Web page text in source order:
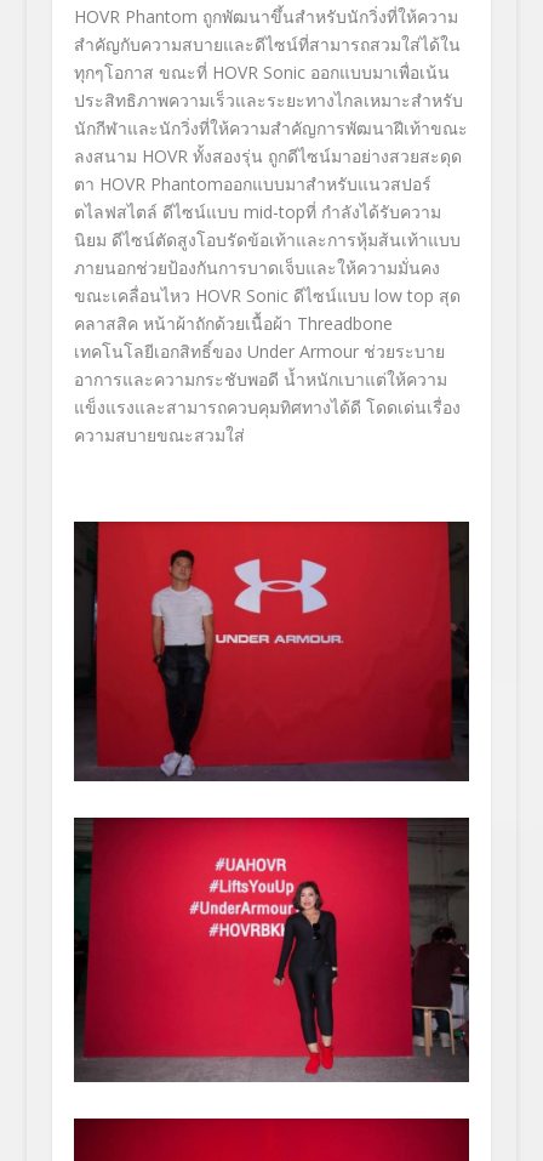
HOVR Phantom ถูกพัฒนาขึ้นสำหรับนักวิ่งที่ให้ความ
สำคัญกับความสบายและดีไซน์ที่สามารถสวมใส่ได้ใน
ทุกๆโอกาส ขณะที่ HOVR Sonicออกแบบมาเพื่อเน้น
ประสิทธิภาพความเร็วและระยะทางไกลเหมาะสำหรับ
นักกีฬาและนักวิ่งที่ให้ความสำคัญการพัฒนาฝีเท้าขณะ
ลงสนาม HOVR ทั้งสองรุ่น ถูกดีไซน์มาอย่างสวยสะดุด
ตา HOVR Phantomออกแบบมาสำหรับแนวสปอร์
ตไลฟสไตล์ ดีไซน์แบบ mid-topที่ กำลังได้รับความ
นิยม ดีไซน์ตัดสูงโอบรัดข้อเท้าและการหุ้มส้นเท้าแบบ
ภายนอกช่วยป้องกันการบาดเจ็บและให้ความมั่นคง
ขณะเคลื่อนไหว HOVR Sonicดีไซน์แบบ low top สุด
คลาสสิค หน้าผ้าถักด้วยเนื้อผ้า Threadbone
เทคโนโลยีเอกสิทธิ์ของ Under Armour ช่วยระบาย
อาการและความกระชับพอดี น้ำหนักเบาแต่ให้ความ
แข็งแรงและสามารถควบคุมทิศทางได้ดี โดดเด่นเรื่อง
ความสบายขณะสวมใส่